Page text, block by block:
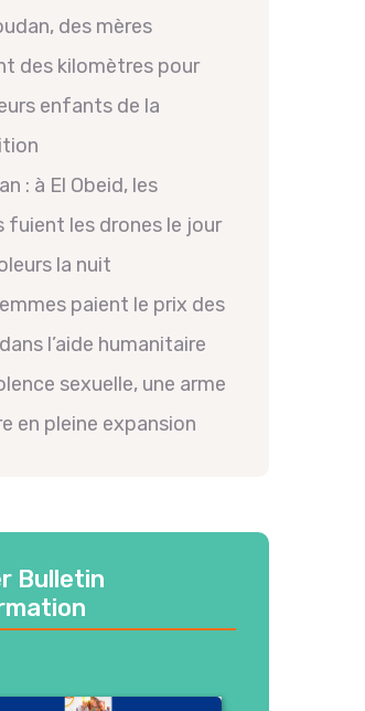
des mères
des kilomètres pour
enfants de la
: à El Obeid, les
fuient les drones le jour
la nuit
paient le prix des
l’aide humanitaire
sexuelle, une arme
en pleine expansion
Bulletin